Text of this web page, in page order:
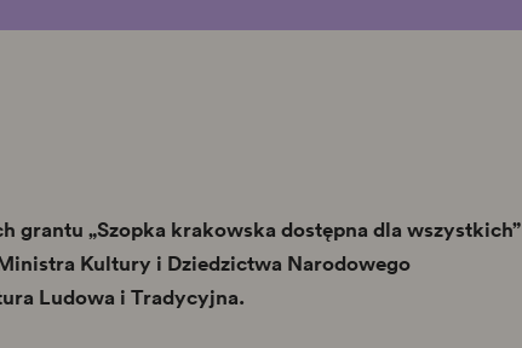
grantu „Szopka krakowska dostępna dla wszystkich”
Kultury i Dziedzictwa Narodowego
Ludowa i Tradycyjna.